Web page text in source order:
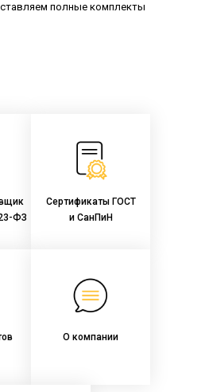
полные комплекты
в общеобразовательные организации
ФЗ
Сертификаты ГОСТ
и СанПиН
О компании